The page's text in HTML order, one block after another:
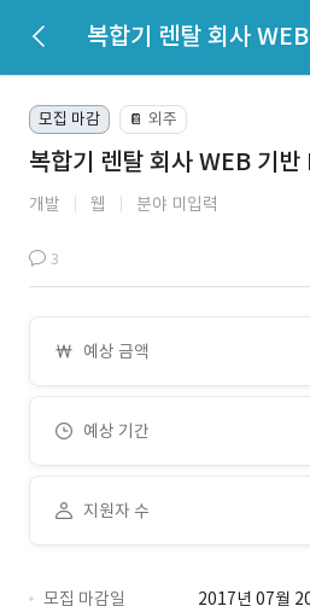
복합기 렌탈 회사
모집 마감 📔 외주
복합기 렌탈 회사 WEB 기반
개발 웹 분야 미입력
3
예상 금액
예상 기간
지원자 수
모집 마감일
2017년 07월